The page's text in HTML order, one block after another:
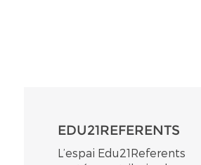
EDU21REFERENTS
L’espai Edu21Referents